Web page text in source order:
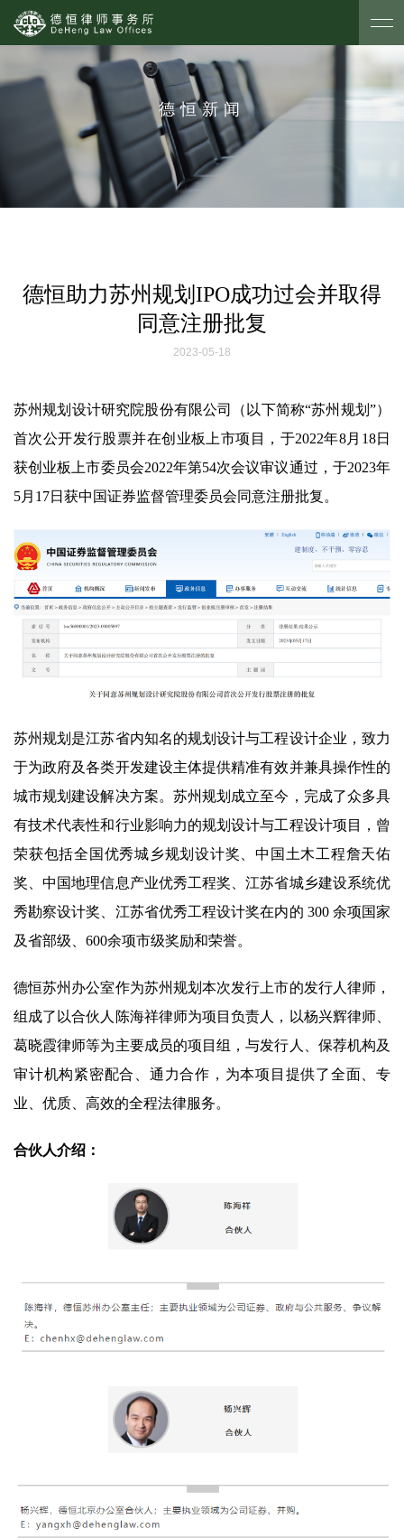
德恒新闻
德恒助力苏州规划IPO成功过会并取得
同意注册批复
2023-05-18
苏州规划设计研究院股份有限公司（以下简称“苏州规划”）
首次公开发行股票并在创业板上市项目，于2022年8月18日
获创业板上市委员会2022年第54次会议审议通过，于2023年
5月17日获中国证券监督管理委员会同意注册批复。
苏州规划是江苏省内知名的规划设计与工程设计企业，致力
于为政府及各类开发建设主体提供精准有效并兼具操作性的
城市规划建设解决方案。苏州规划成立至今，完成了众多具
有技术代表性和行业影响力的规划设计与工程设计项目，曾
荣获包括全国优秀城乡规划设计奖、中国土木工程詹天佑
奖、中国地理信息产业优秀工程奖、江苏省城乡建设系统优
秀勘察设计奖、江苏省优秀工程设计奖在内的 300 余项国家
及省部级、600余项市级奖励和荣誉。
德恒苏州办公室作为苏州规划本次发行上市的发行人律师，
组成了以合伙人陈海祥律师为项目负责人，以杨兴辉律师、
葛晓霞律师等为主要成员的项目组，与发行人、保荐机构及
审计机构紧密配合、通力合作，为本项目提供了全面、专
业、优质、高效的全程法律服务。
合伙人介绍：